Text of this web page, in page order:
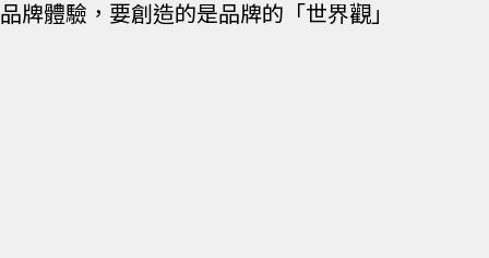
品牌體驗，要創造的是品牌的「世界觀」